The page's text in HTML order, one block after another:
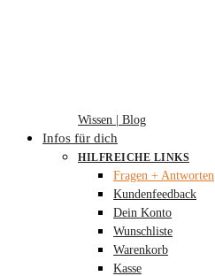
Wissen | Blog
Infos für dich
HILFREICHE LINKS
Fragen + Antworten
Kundenfeedback
Dein Konto
Wunschliste
Warenkorb
Kasse